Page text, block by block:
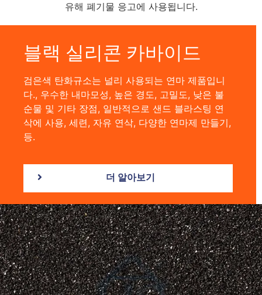
유해 폐기물 응고에 사용됩니다.
블랙 실리콘 카바이드
검은색 탄화규소는 널리 사용되는 연마 제품입니
다., 우수한 내마모성, 높은 경도, 고밀도, 낮은 불
순물 및 기타 장점, 일반적으로 샌드 블라스팅 연
삭에 사용, 세련, 자유 연삭, 다양한 연마제 만들기,
등.
더 알아보기